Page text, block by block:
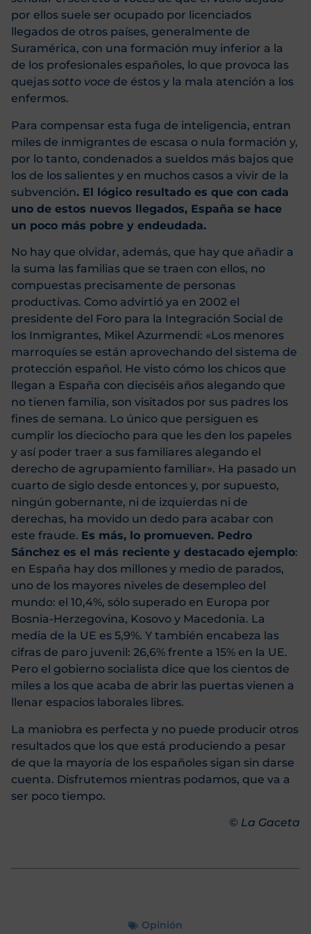
por ellos suele ser ocupado por licenciados
llegados de otros países, generalmente de
Suramérica, con una formación muy inferior a la
de los profesionales españoles, lo que provoca las
quejas sotto voce de éstos y la mala atención a los
enfermos.
Para compensar esta fuga de inteligencia, entran
miles de inmigrantes de escasa o nula formación y,
por lo tanto, condenados a sueldos más bajos que
los de los salientes y en muchos casos a vivir de la
subvención. El lógico resultado es que con cada
uno de estos nuevos llegados, España se hace
un poco más pobre y endeudada.
No hay que olvidar, además, que hay que añadir a
la suma las familias que se traen con ellos, no
compuestas precisamente de personas
productivas. Como advirtió ya en 2002 el
presidente del Foro para la Integración Social de
los Inmigrantes, Mikel Azurmendi: «Los menores
marroquíes se están aprovechando del sistema de
protección español. He visto cómo los chicos que
llegan a España con dieciséis años alegando que
no tienen familia, son visitados por sus padres los
fines de semana. Lo único que persiguen es
cumplir los dieciocho para que les den los papeles
y así poder traer a sus familiares alegando el
derecho de agrupamiento familiar». Ha pasado un
cuarto de siglo desde entonces y, por supuesto,
ningún gobernante, ni de izquierdas ni de
derechas, ha movido un dedo para acabar con
este fraude. Es más, lo promueven. Pedro
Sánchez es el más reciente y destacado ejemplo:
en España hay dos millones y medio de parados,
uno de los mayores niveles de desempleo del
mundo: el 10,4%, sólo superado en Europa por
Bosnia-Herzegovina, Kosovo y Macedonia. La
media de la UE es 5,9%. Y también encabeza las
cifras de paro juvenil: 26,6% frente a 15% en la UE.
Pero el gobierno socialista dice que los cientos de
miles a los que acaba de abrir las puertas vienen a
llenar espacios laborales libres.
La maniobra es perfecta y no puede producir otros
resultados que los que está produciendo a pesar
de que la mayoría de los españoles sigan sin darse
cuenta. Disfrutemos mientras podamos, que va a
ser poco tiempo.
© La Gaceta
Opinión